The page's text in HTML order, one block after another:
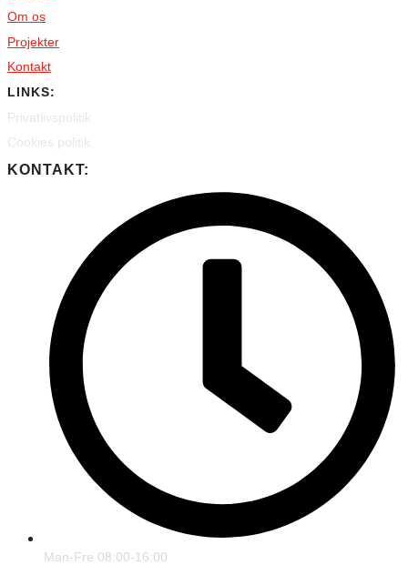
Om os
Projekter
Kontakt
LINKS:
Privatlivspolitik
Cookies politik
KONTAKT:
Man-Fre 08:00-16:00